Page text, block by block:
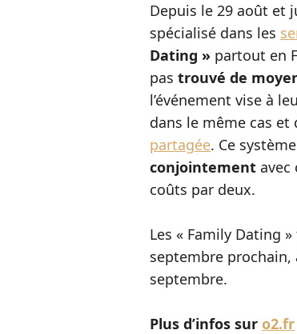
Depuis le 29 août et
spécialisé dans les
Dating » partout en
pas trouvé de
l’événement vise à
dans le même cas et
partagée. Ce
conjointement avec
coûts par deux.
Les « Family Dating
septembre prochain,
septembre.
Plus d’infos sur o2.fr